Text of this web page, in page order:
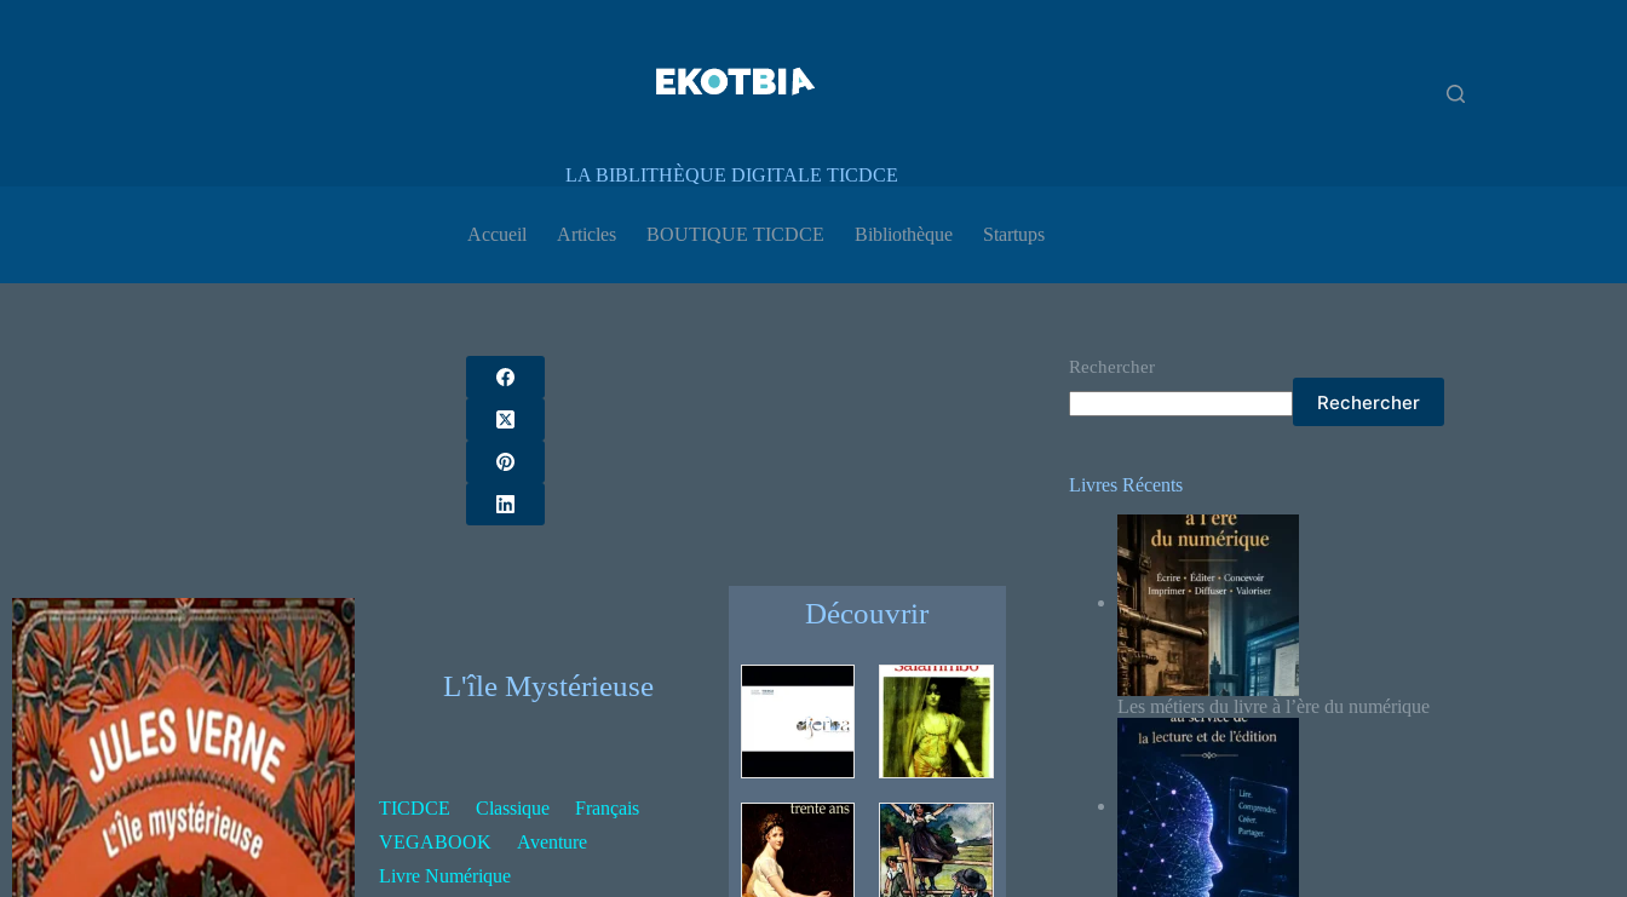
LA BIBLITHÈQUE DIGITALE TICDCE
Accueil Articles BOUTIQUE TICDCE Bibliothèque Startups
L'île Mystérieuse
TICDCE Classique
Français
VEGABOOK
Aventure
Livre Numérique
Découvrir
Rechercher
Rechercher
Livres Récents
Les métiers du livre à l’ère du numérique